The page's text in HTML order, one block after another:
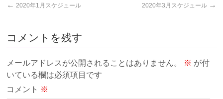
← 2020年1月スケジュール 2020年3月スケジュール →
コメントを残す
メールアドレスが公開されることはありません。 ※ が付
いている欄は必須項目です
コメント ※